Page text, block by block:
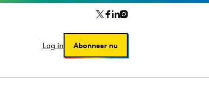
Log in Abonneer nu
Log in Abonneer nu